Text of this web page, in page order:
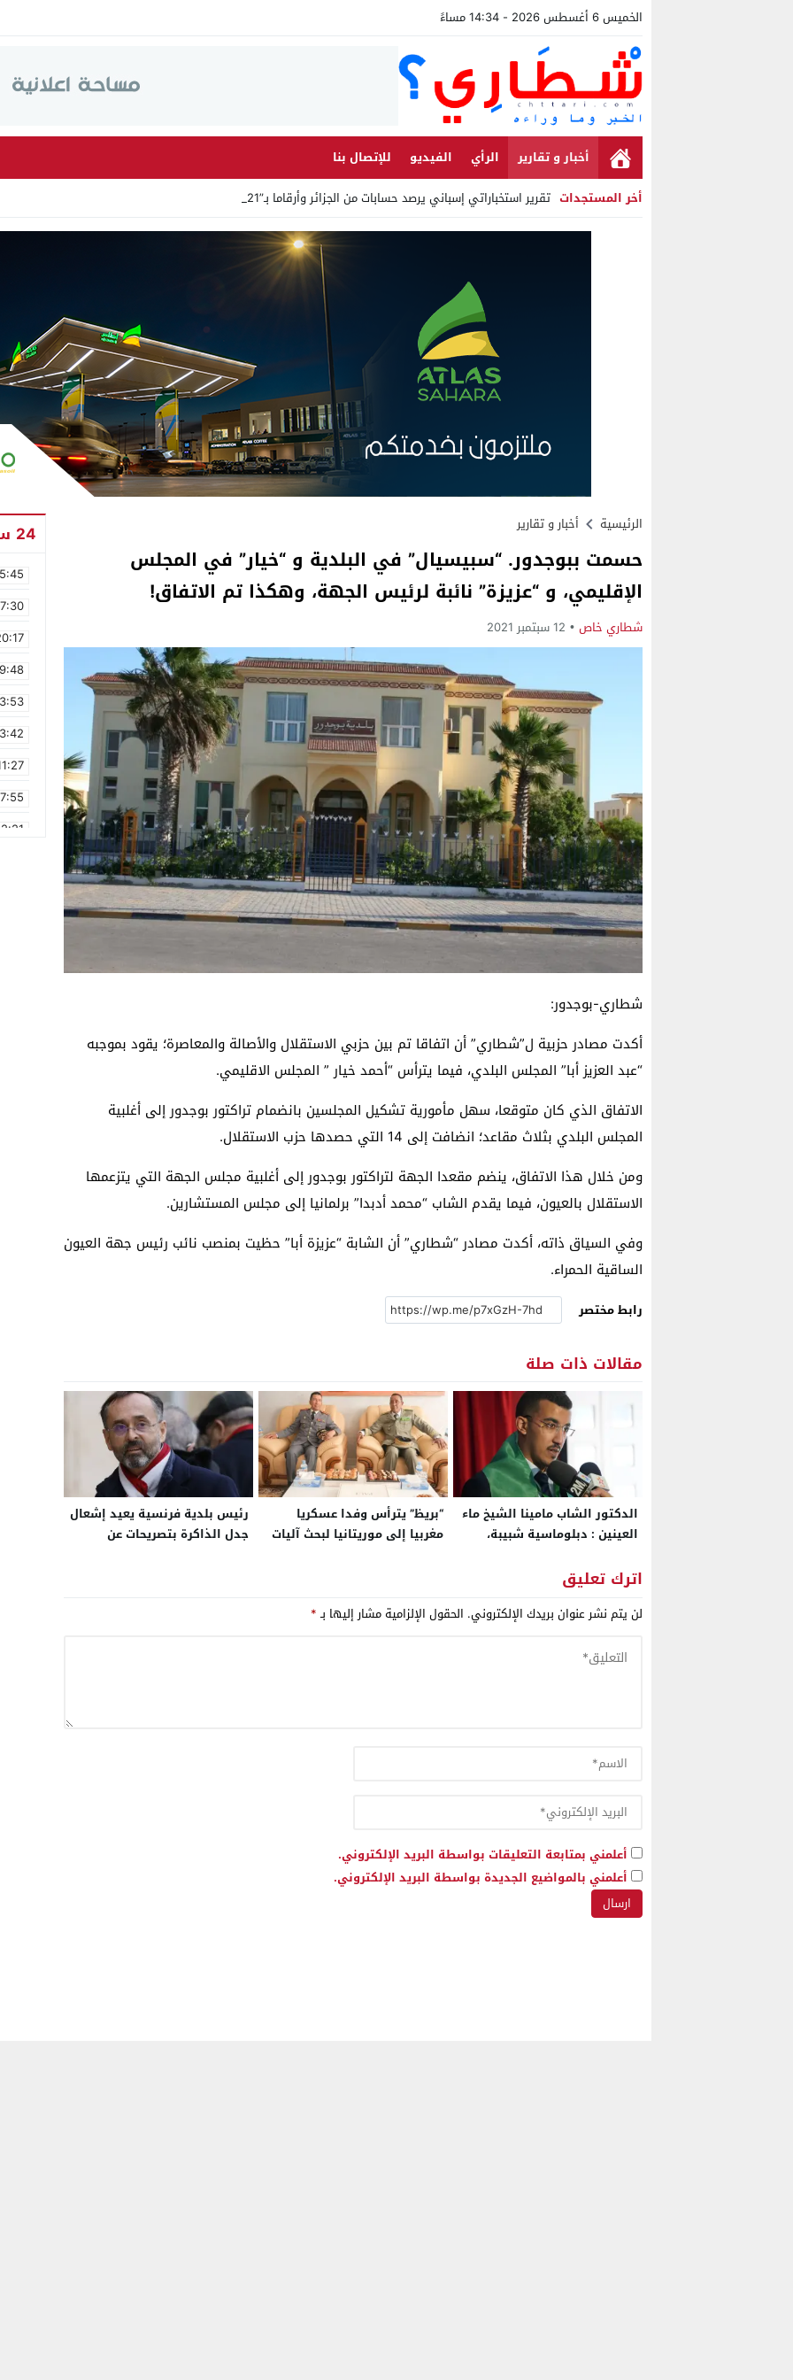
الخميس 6 أغسطس 2026 - 14:34 مساءً
أخبار و تقارير الرأي الفيديو
للإتصال بنا
أخر المستجدات تقرير استخباراتي إسباني يرصد حسابات من الجزائر وأرقاما بـ”213+” ضمن حم_
Stop
الرئيسية أخبار و تقارير
حسمت ببوجدور. “سبيسيال” في البلدية و “خيار” في المجلس
الإقليمي، و “عزيزة” نائبة لرئيس الجهة، وهكذا تم الاتفاق!
شطاري خاص 12 سبتمبر 2021
شطاري-بوجدور:
أكدت مصادر حزبية ل”شطاري” أن اتفاقا تم بين حزبي الاستقلال والأصالة والمعاصرة؛ يقود بموجبه
“عبد العزيز أبا” المجلس البلدي، فيما يترأس “أحمد خيار ” المجلس الاقليمي.
الاتفاق الذي كان متوقعا، سهل مأمورية تشكيل المجلسين بانضمام تراكتور بوجدور إلى أغلبية
المجلس البلدي بثلاث مقاعد؛ انضافت إلى 14 التي حصدها حزب الاستقلال.
ومن خلال هذا الاتفاق، ينضم مقعدا الجهة لتراكتور بوجدور إلى أغلبية مجلس الجهة التي يتزعمها
الاستقلال بالعيون، فيما يقدم الشاب “محمد أدبدا” برلمانيا إلى مجلس المستشارين.
وفي السياق ذاته، أكدت مصادر “شطاري” أن الشابة “عزيزة أبا” حظيت بمنصب نائب رئيس جهة العيون
الساقية الحمراء.
رابط مختصر
مقالات ذات صلة
الدكتور الشاب مامينا الشيخ ماء
العينين : دبلوماسية شبيبة،
اقتصادية بنواكشوط
“بريظ” يترأس وفدا عسكريا
مغربيا إلى موريتانيا لبحث آليات
رئيس بلدية فرنسية يعيد إشعال
جدل الذاكرة بتصريحات عن
اترك تعليق
لن يتم نشر عنوان بريدك الإلكتروني. الحقول الإلزامية مشار إليها بـ*
أعلمني بمتابعة التعليقات بواسطة البريد الإلكتروني.
أعلمني بالمواضيع الجديدة بواسطة البريد الإلكتروني.
24 ساعة